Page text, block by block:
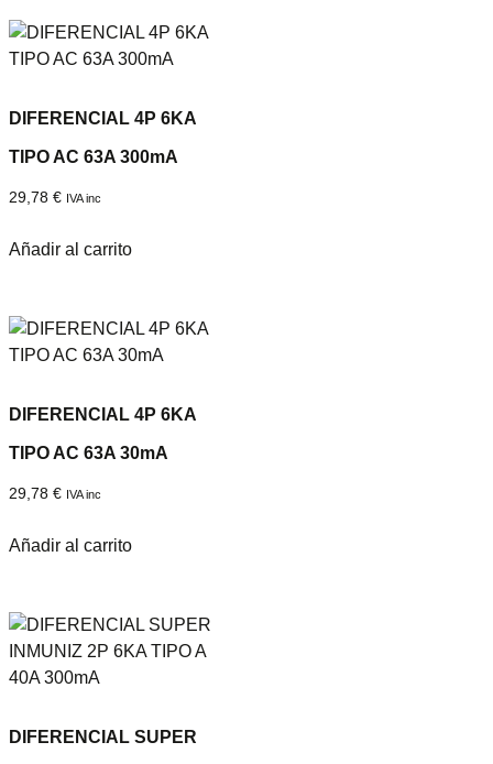
DIFERENCIAL 4P 6KA
TIPO AC 63A 300mA
29,78 € IVA inc
Añadir al carrito
DIFERENCIAL 4P 6KA
TIPO AC 63A 30mA
29,78 € IVA inc
Añadir al carrito
DIFERENCIAL SUPER